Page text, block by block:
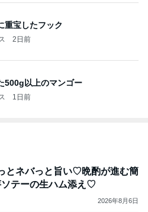
重宝したフック
2日前
500g以上のマンゴー
1日前
とネバっと旨い♡晩酌が進む簡
テーの生ハム添え♡
2026年8月6日